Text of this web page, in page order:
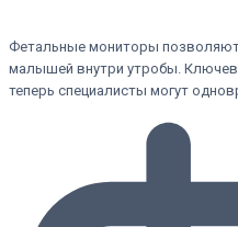
Фетальные мониторы
малышей внутри утробы.
теперь специалисты могут